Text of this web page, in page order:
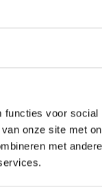
voor
onze site met
met